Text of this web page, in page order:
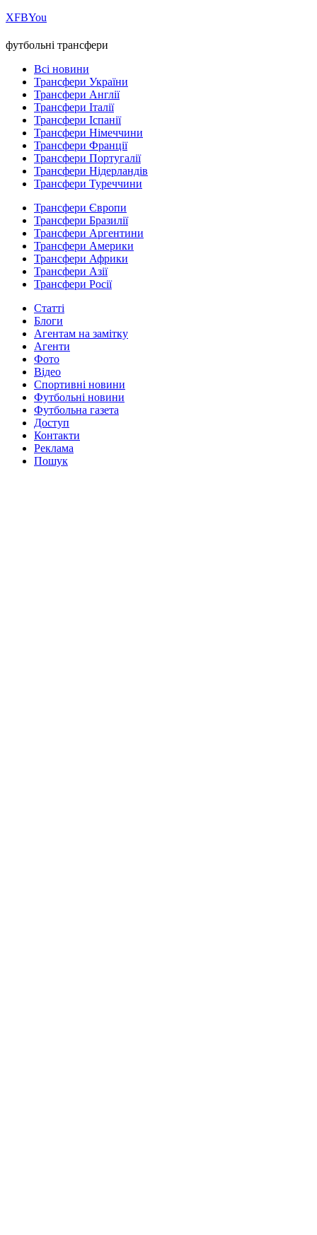
ХFBYou
футбольні трансфери
Всі новини
Трансфери України
Трансфери Англії
Трансфери Італії
Трансфери Іспанії
Трансфери Німеччини
Трансфери Франції
Трансфери Португалії
Трансфери Нідерландів
Трансфери Туреччини
Трансфери Європи
Трансфери Бразилії
Трансфери Аргентини
Трансфери Америки
Трансфери Африки
Трансфери Азії
Трансфери Росії
Статті
Блоги
Агентам на замітку
Агенти
Фото
Відео
Спортивні новини
Футбольні новини
Футбольна газета
Доступ
Контакти
Реклама
Пошук